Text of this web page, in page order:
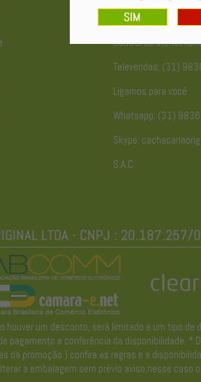
Atendimento
Central de
Televendas: (31)
Ligamos para você
Whatsapp: (31)
Skype:
S.A.C
um desconto, será limitado a um tipo
pagamento e conferência da disponibilidade.
promoção ) confira as regras e a
a embalagem sem prévio aviso,nesse caso